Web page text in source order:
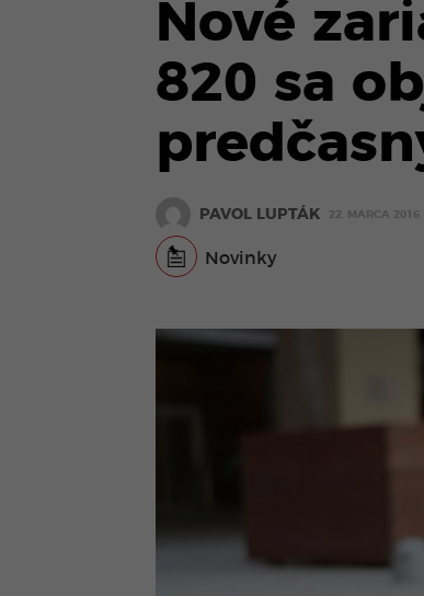
Nové
820 sa
PAVOL LUPTÁK 22. MARCA 2016
Novinky